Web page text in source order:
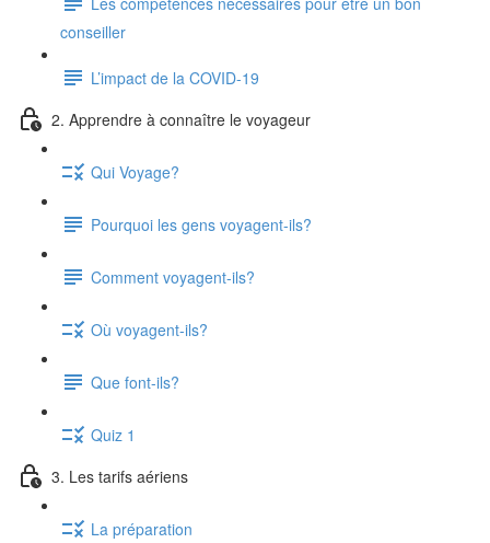
conseiller
L’impact de la COVID-19
2. Apprendre à connaître le voyageur
Qui Voyage?
Pourquoi les gens voyagent-ils?
Comment voyagent-ils?
Où voyagent-ils?
Que font-ils?
Quiz 1
3. Les tarifs aériens
La préparation